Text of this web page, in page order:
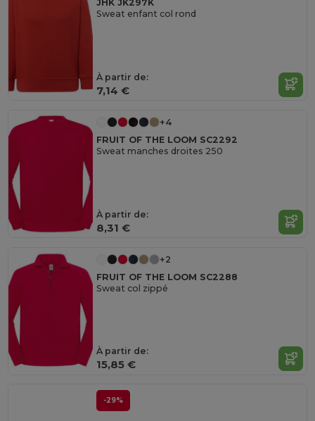
JHK JK297K
Sweat enfant col rond
À partir de:
7,14 €
+4
FRUIT OF THE LOOM SC2292
Sweat manches droites 250
À partir de:
8,31 €
+2
FRUIT OF THE LOOM SC2288
Sweat col zippé
À partir de:
15,85 €
-29%